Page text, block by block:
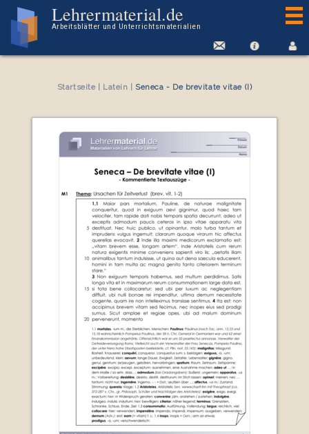
Lehrermaterial.de
Arbeitsblätter und Unterrichtsmaterialien
Startseite| Latein Seneca - De brevitate vitae (I)